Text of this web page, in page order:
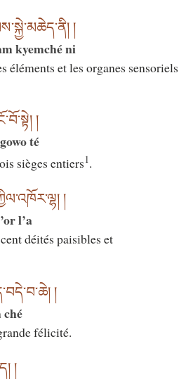
།
kyemché ni
éléments et les organes sensoriels
།
té
sièges entiers1.
།
l’a
déités paisibles et
།
ché
félicité.
།